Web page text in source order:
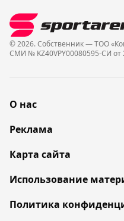
© 2026. Собственник — ТОО
СМИ № KZ40VPY00080595-СИ от
О нас
Реклама
Карта сайта
Использование
Политика